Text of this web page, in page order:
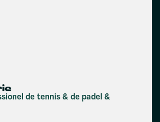
de tennis & de padel &